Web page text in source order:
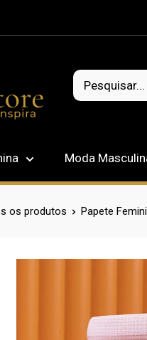
Moda
os produtos Papete